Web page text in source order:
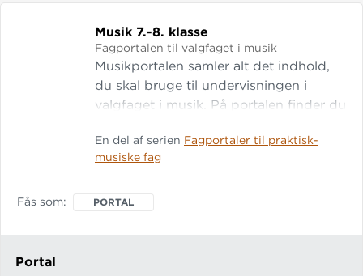
Musik 7.-8. klasse
Fagportalen til valgfaget i musik
Musikportalen samler alt det indhold,
du skal bruge til undervisningen i
valgfaget i musik. På portalen finder du
til brug i valgfaget. Portalen er skabt til
udelukkende at fokusere på 7.-8.
normale undervisning og hjælp til
En del af serien Fagportaler til praktisk-
musiske fag
Fås som PORTAL
Portal